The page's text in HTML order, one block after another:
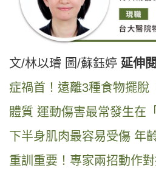
文/林以璿 圖/蘇鈺婷 延伸
症禍首！遠離3種食物擺脫
體質 運動傷害最常發生在
下半身肌肉最容易受傷 年
重訓重要！專家兩招動作